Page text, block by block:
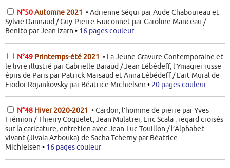
N°50Automne2021 • Adrienne Ségur par Aude Chaboureau et
Sylvie Dannaud / Guy-Pierre Fauconnet par Caroline Manceau /
Benito par Jean Izarn • 16 pages couleur
N°49 Printemps-été 2021 • La Jeune Gravure Contemporaine et
le livre illustré par Gabrielle Baraud / Jean Lébédeff, l’Ymagier russe
épris de Paris par Patrick Marsaud et Anna Lébédeff / L’art Mural de
Fiodor Rojankovsky par Béatrice Michielsen • 20 pages couleur
N°48 Hiver 2020-2021 • Cardon, l’homme de pierre par Yves
Frémion / Thierry Coquelet, Jean Mulatier, Eric Scala : regard croisés
sur la caricature, entretien avec Jean-Luc Touillon / l’Alphabet
vivant (Jivaia Azbouka) de Sacha Tcherny par Béatrice
Michielsen • 16 pages couleur